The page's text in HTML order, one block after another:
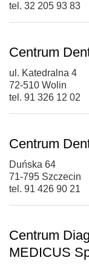
tel. 32 205 93 83
Centrum
ul. Katedralna 4
72-510 Wolin
tel. 91 326 12 02
Centrum
Duńska 64
71-795 Szczecin
tel. 91 426 90 21
Centrum
MEDICUS